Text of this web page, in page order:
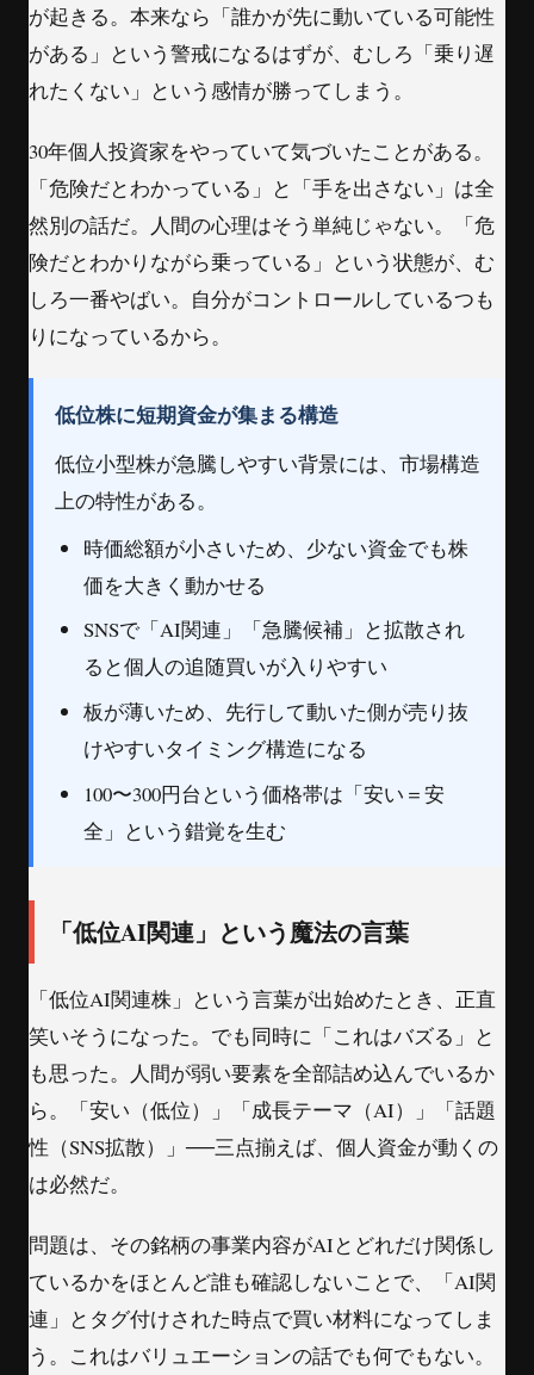
が起きる。本来なら「誰かが先に動いている可能性
がある」という警戒になるはずが、むしろ「乗り遅
れたくない」という感情が勝ってしまう。
30年個人投資家をやっていて気づいたことがある。
「危険だとわかっている」と「手を出さない」は全
然別の話だ。人間の心理はそう単純じゃない。「危
険だとわかりながら乗っている」という状態が、む
しろ一番やばい。自分がコントロールしているつも
りになっているから。
低位株に短期資金が集まる構造
低位小型株が急騰しやすい背景には、市場構造
上の特性がある。
時価総額が小さいため、少ない資金でも株
価を大きく動かせる
SNSで「AI関連」「急騰候補」と拡散され
ると個人の追随買いが入りやすい
板が薄いため、先行して動いた側が売り抜
けやすいタイミング構造になる
100〜300円台という価格帯は「安い＝安
全」という錯覚を生む
「低位AI関連」という魔法の言葉
「低位AI関連株」という言葉が出始めたとき、正直
笑いそうになった。でも同時に「これはバズる」と
も思った。人間が弱い要素を全部詰め込んでいるか
ら。「安い（低位）」「成長テーマ（AI）」「話題
性（SNS拡散）」──三点揃えば、個人資金が動くの
は必然だ。
問題は、その銘柄の事業内容がAIとどれだけ関係し
ているかをほとんど誰も確認しないことで、「AI関
連」とタグ付けされた時点で買い材料になってしま
う。これはバリュエーションの話でも何でもない。